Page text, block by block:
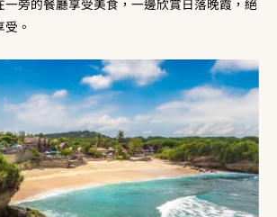
旁的餐廳享受美食，一邊欣賞日落晚霞，絕
。